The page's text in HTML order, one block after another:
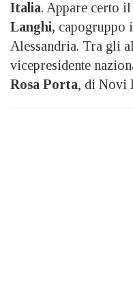
Italia. Appare certo
Langhi, capogruppo
Alessandria. Tra gli
vicepresidente
Rosa Porta, di Novi